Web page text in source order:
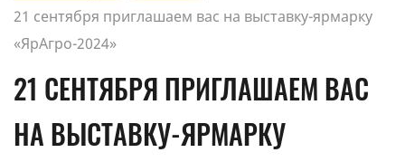
21 сентября приглашаем вас на выставку-ярмарку
«ЯрАгро-2024»
21 СЕНТЯБРЯ ПРИГЛАШАЕМ ВАС
НА ВЫСТАВКУ-ЯРМАРКУ